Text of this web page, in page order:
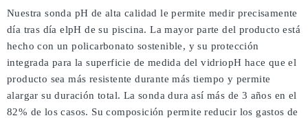
Nuestra sonda pH de alta calidad le permite medir precisamente
día tras día elpH de su piscina. La mayor parte del producto está
hecho con un policarbonato sostenible, y su protección
integrada para la superficie de medida del vidriopH hace que el
producto sea más resistente durante más tiempo y permite
alargar su duración total. La sonda dura así más de 3 años en el
82% de los casos. Su composición permite reducir los gastos de